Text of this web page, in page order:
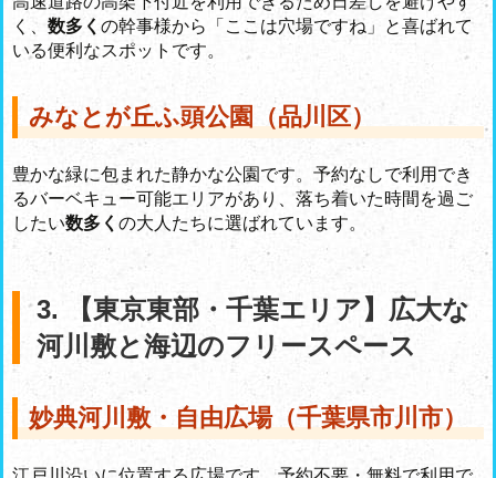
く、 数多く の幹事様から「ここは穴場ですね」と喜ばれて
いる便利なスポットです。
みなとが丘ふ頭公園（品川区）
豊かな緑に包まれた静かな公園です。予約なしで利用でき
るバーベキュー可能エリアがあり、落ち着いた時間を過ご
したい数多く の大人たちに選ばれています。
3. 【東京東部・千葉エリア】広大な
河川敷と海辺のフリースペース
妙典河川敷・自由広場（千葉県市川市）